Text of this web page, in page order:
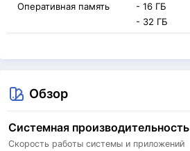
Оперативная память
- 16 ГБ
- 32 ГБ
Обзор
Системная производительность
Скорость работы системы и приложений